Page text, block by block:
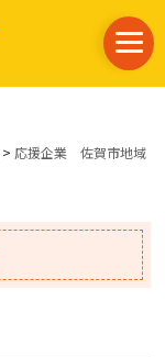
> 応援企業 佐賀市地域